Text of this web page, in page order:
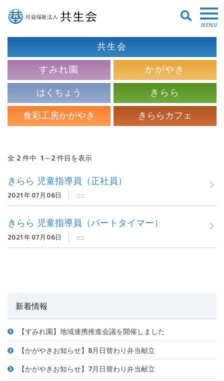
MENU
共生会
すみれ園
かがやき
はくちょう
きらら
食彩工房かがやき
きららカフェ
全 2 件中 1～2 件目を表示
きらら 児童指導員（正社員）
2021年07月06日
きらら 児童指導員（パートタイマー）
2021年07月06日
新着情報
【すみれ園】地域連携推進会議を開催しました
【かがやきお知らせ】8月日替わり弁当献立
【かがやきお知らせ】7月日替わり弁当献立